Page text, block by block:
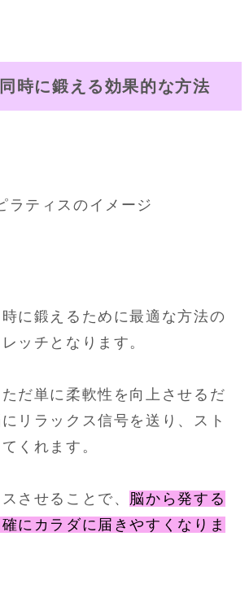
時に鍛える効果的な方法
に鍛えるために最適な方法の
ッチとなります。
だ単に柔軟性を向上させるだ
リラックス信号を送り、スト
くれます。
させることで、 脳から発する
にカラダに届きやすくなりま